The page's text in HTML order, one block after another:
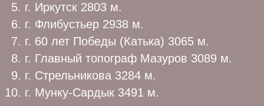
г. Иркутск 2803 м.
г. Флибустьер 2938 м.
г. 60 лет Победы (Катька) 3065 м.
г. Главный топограф Мазуров 3089 м.
г. Стрельникова 3284 м.
г. Мунку-Сардык 3491 м.